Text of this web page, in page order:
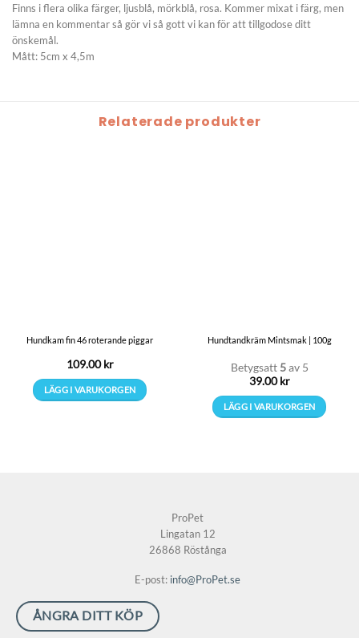
Finns i flera olika färger, ljusblå, mörkblå, rosa. Kommer mixat i färg, men
lämna en kommentar så gör vi så gott vi kan för att tillgodose ditt
önskemål.
Mått: 5cm x 4,5m
Relaterade produkter
Hundkam fin 46 roterande piggar
109.00kr
LÄGG I VARUKORGEN
Hundtandkräm Mintsmak | 100g
Betygsatt 5av 5
39.00kr
LÄGG I VARUKORGEN
ProPet
Lingatan 12
26868 Röstånga
E-post: info@ProPet.se
ÅNGRA DITT KÖP